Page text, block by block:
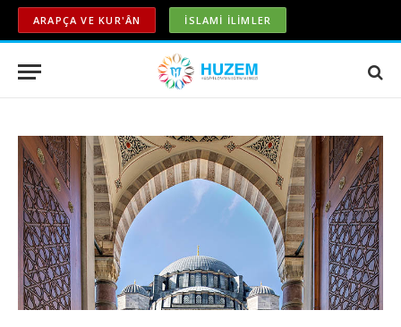
ARAPÇA VE KUR'ÂN İSLAMİ İLİMLER